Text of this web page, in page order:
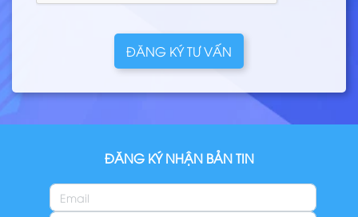
ĐĂNG KÝ TƯ VẤN
ĐĂNG KÝ NHẬN BẢN TIN